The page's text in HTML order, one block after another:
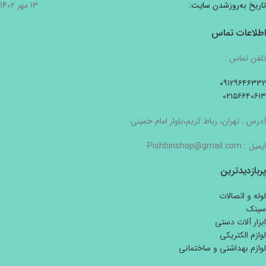
تاریخ به‌روزشدن سایت:
13 مهر 1402
اطلاعات تماس
تلفن تماس :
۰۹۱۲۹۶۴۶۳۳۲
۰۲۱۵۶۶۴۰۶۱۳
آدرس : تهران، رباط کریم،بلوار امام خمینی
ایمیل : Pishbinshop@gmail.com
پربازدیدترین
لوله و اتصالات
سینک
ابزار آلات دستی
لوازم الکتریکی
لوازم بهداشتی و ساختمانی